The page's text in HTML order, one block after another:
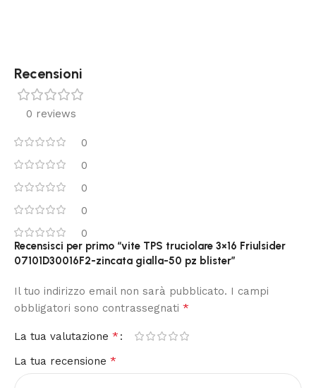
Recensioni
0 reviews
0
0
0
0
0
Recensisci per primo “vite TPS truciolare 3×16 Friulsider
07101D30016F2-zincata gialla-50 pz blister”
Il tuo indirizzo email non sarà pubblicato. I campi
obbligatori sono contrassegnati *
La tua valutazione *
La tua recensione *